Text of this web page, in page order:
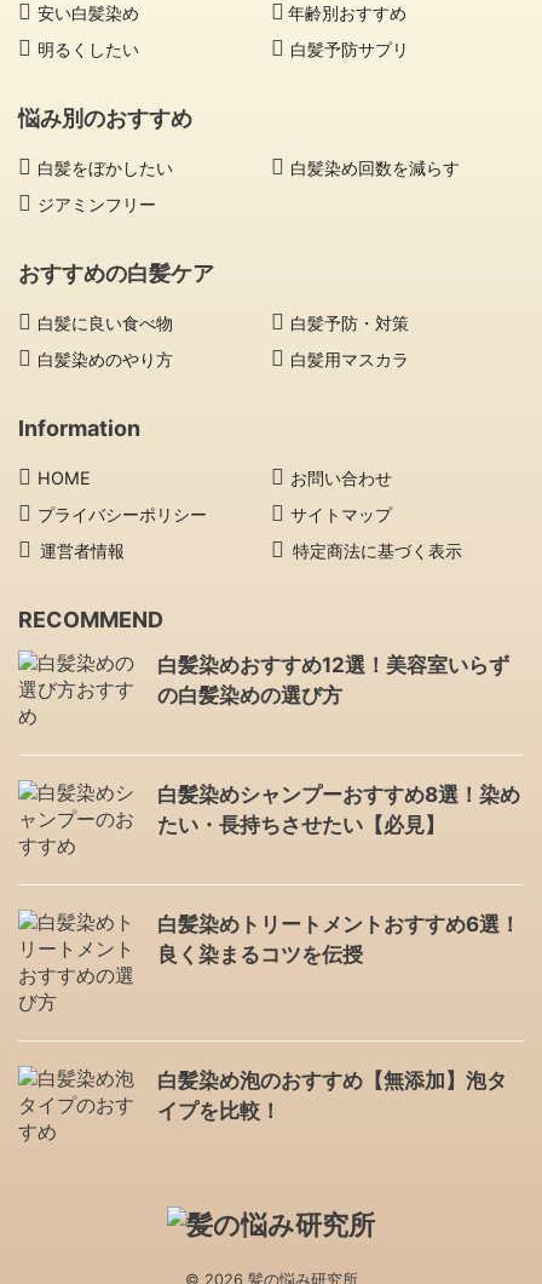
安い白髪染め
明るくしたい
年齢別おすすめ
白髪予防サプリ
悩み別のおすすめ
白髪をぼかしたい
ジアミンフリー
白髪染め回数を減らす
おすすめの白髪ケア
白髪に良い食べ物
白髪染めのやり方
白髪予防・対策
白髪用マスカラ
Information
HOME
プライバシーポリシー
運営者情報
お問い合わせ
サイトマップ
特定商法に基づく表示
RECOMMEND
白髪染めおすすめ12選！美容室いらず
の白髪染めの選び方
白髪染めシャンプーおすすめ8選！染め
たい・長持ちさせたい【必見】
白髪染めトリートメントおすすめ6選！
良く染まるコツを伝授
白髪染め泡のおすすめ【無添加】泡タ
イプを比較！
© 2026 髪の悩み研究所